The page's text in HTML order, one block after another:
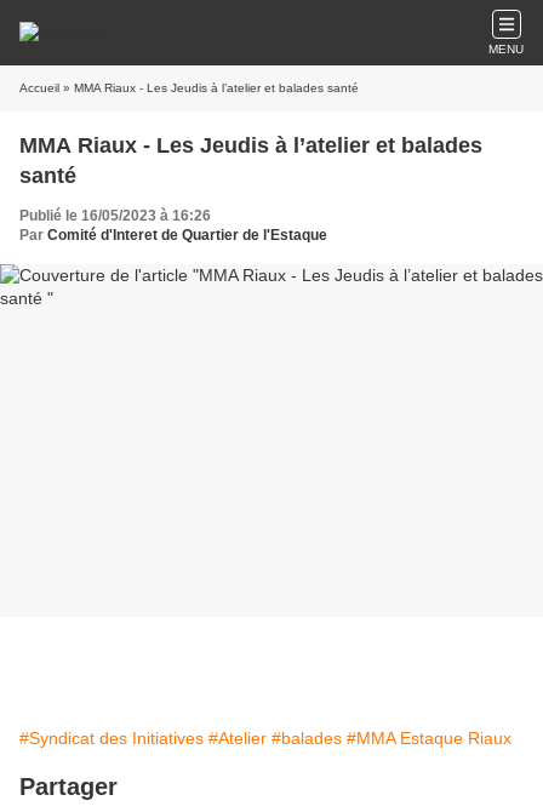
MENU
Accueil » MMA Riaux - Les Jeudis à l’atelier et balades santé
MMA Riaux - Les Jeudis à l’atelier et balades
santé
Publié le 16/05/2023 à 16:26
Par Comité d'Interet de Quartier de l'Estaque
#Syndicat des Initiatives #Atelier #balades #MMA Estaque Riaux
Partager